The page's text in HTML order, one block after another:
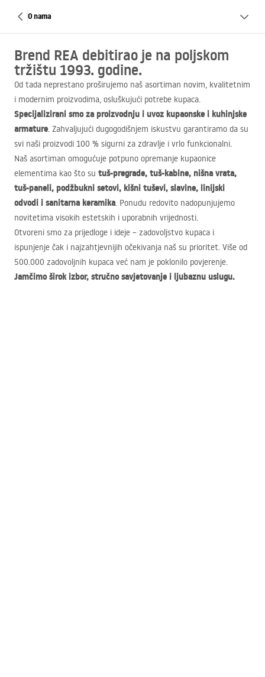
O nama
Brend REA debitirao je na poljskom
tržištu 1993. godine.
Od tada neprestano proširujemo naš asortiman novim, kvalitetnim
i modernim proizvodima, osluškujući potrebe kupaca.
Specijalizirani smo za proizvodnju i uvoz kupaonske i kuhinjske
armature. Zahvaljujući dugogodišnjem iskustvu garantiramo da su
svi naši proizvodi 100 % sigurni za zdravlje i vrlo funkcionalni.
Naš asortiman omogućuje potpuno opremanje kupaonice
elementima kao što su tuš-pregrade, tuš-kabine, nišna vrata,
tuš-paneli, podžbukni setovi, kišni tuševi, slavine, linijski
odvodi i sanitarna keramika. Ponudu redovito nadopunjujemo
novitetima visokih estetskih i uporabnih vrijednosti.
Otvoreni smo za prijedloge i ideje – zadovoljstvo kupaca i
ispunjenje čak i najzahtjevnijih očekivanja naš su prioritet. Više od
500.000 zadovoljnih kupaca već nam je poklonilo povjerenje.
Jamčimo širok izbor, stručno savjetovanje i ljubaznu uslugu.